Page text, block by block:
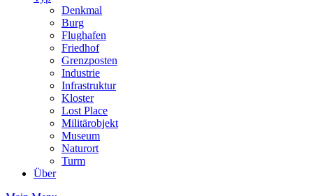
Denkmal
Burg
Flughafen
Friedhof
Grenzposten
Industrie
Infrastruktur
Kloster
Lost Place
Militärobjekt
Museum
Naturort
Turm
Über